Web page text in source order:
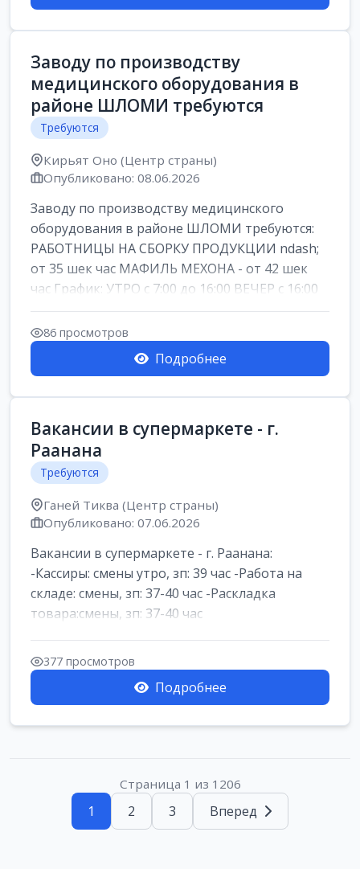
Заводу по производству
медицинского оборудования в
районе ШЛОМИ требуются
Требуются
Кирьят Оно (Центр страны)
Опубликовано: 08.06.2026
Заводу по производству медицинского
оборудования в районе ШЛОМИ требуются:
РАБОТНИЦЫ НА СБОРКУ ПРОДУКЦИИ ndash;
от 35 шек час МАФИЛЬ МЕХОНА - от 42 шек
час График: УТРО с 7:00 до 16:00 ВЕЧЕР с 16:00
д...
86 просмотров
Подробнее
Вакансии в супермаркете - г.
Раанана
Требуются
Ганей Тиква (Центр страны)
Опубликовано: 07.06.2026
Вакансии в супермаркете - г. Раанана:
-Кассиры: смены утро, зп: 39 час -Работа на
складе: смены, зп: 37-40 час -Раскладка
товара:смены, зп: 37-40 час
377 просмотров
Подробнее
Страница 1 из 1206
1 2 3 Вперед